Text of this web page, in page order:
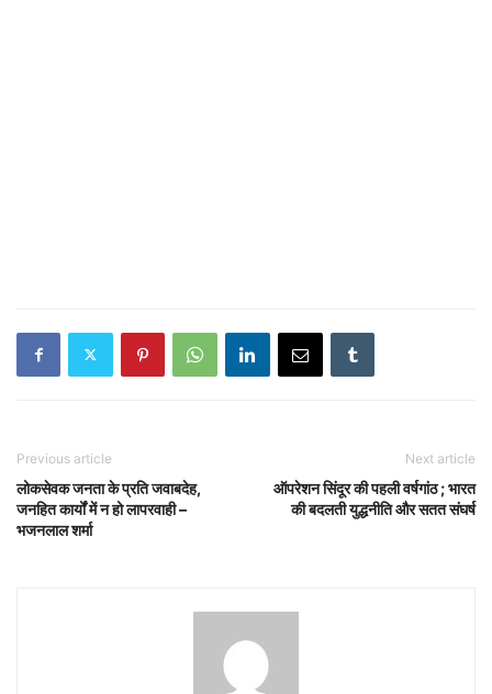
Previous article
लोकसेवक जनता के प्रति जवाबदेह,
जनहित कार्यों में न हो लापरवाही –
भजनलाल शर्मा
Next article
ऑपरेशन सिंदूर की पहली वर्षगांठ ; भारत
की बदलती युद्धनीति और सतत संघर्ष